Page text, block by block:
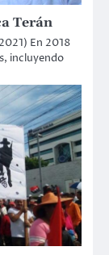
Terán
En 2018
incluyendo